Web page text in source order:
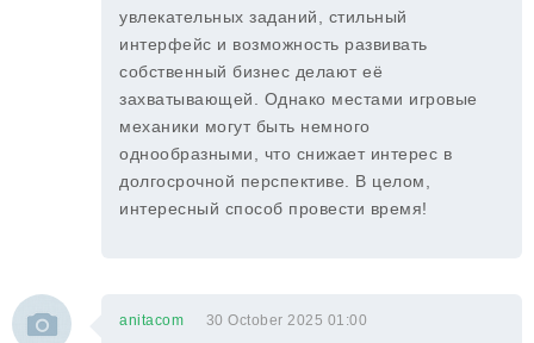
увлекательных заданий, стильный
интерфейс и возможность развивать
собственный бизнес делают её
захватывающей. Однако местами игровые
механики могут быть немного
однообразными, что снижает интерес в
долгосрочной перспективе. В целом,
интересный способ провести время!
anitacom 30 October 2025 01:00